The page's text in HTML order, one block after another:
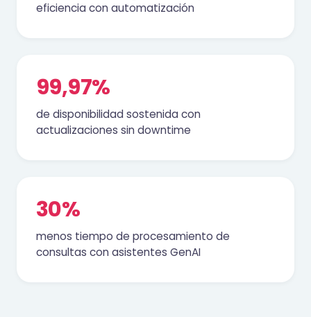
eficiencia con automatización
99,97%
de disponibilidad sostenida con
actualizaciones sin downtime
30%
menos tiempo de procesamiento de
consultas con asistentes GenAI